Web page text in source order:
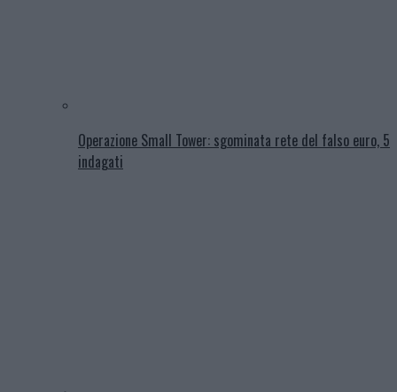
Operazione Small Tower: sgominata rete del falso euro, 5
indagati